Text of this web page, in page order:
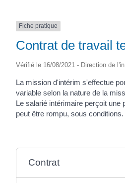
Fiche pratique
Contrat de travail
Vérifié le 16/08/2021 - Direction de
La mission d'intérim s'effectue
variable selon la nature de la
Le salarié intérimaire perçoit
peut être rompu, sous conditions.
Contrat